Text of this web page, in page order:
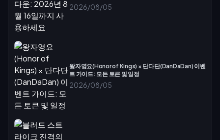
2026/08/05
왕자영요(Honor of Kings) × 단다단(DanDaDan) 이벤
트 가이드: 모든 토큰 및 일정
2026/08/05